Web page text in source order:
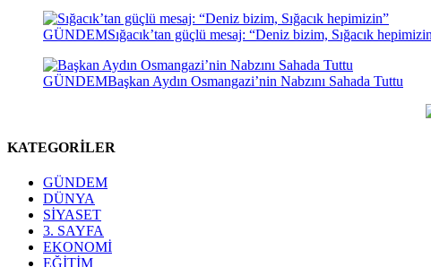
GÜNDEMSığacık’tan güçlü mesaj: “Deniz bizim, Sığacık
GÜNDEMBaşkan Aydın Osmangazi’nin Nabzını Sahada Tuttu
KATEGORİLER
GÜNDEM
DÜNYA
SİYASET
3. SAYFA
EKONOMİ
EĞİTİM